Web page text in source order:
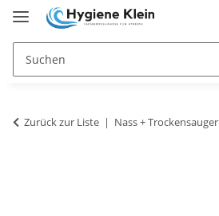
Zurück zur Liste Nass + Trockensauger